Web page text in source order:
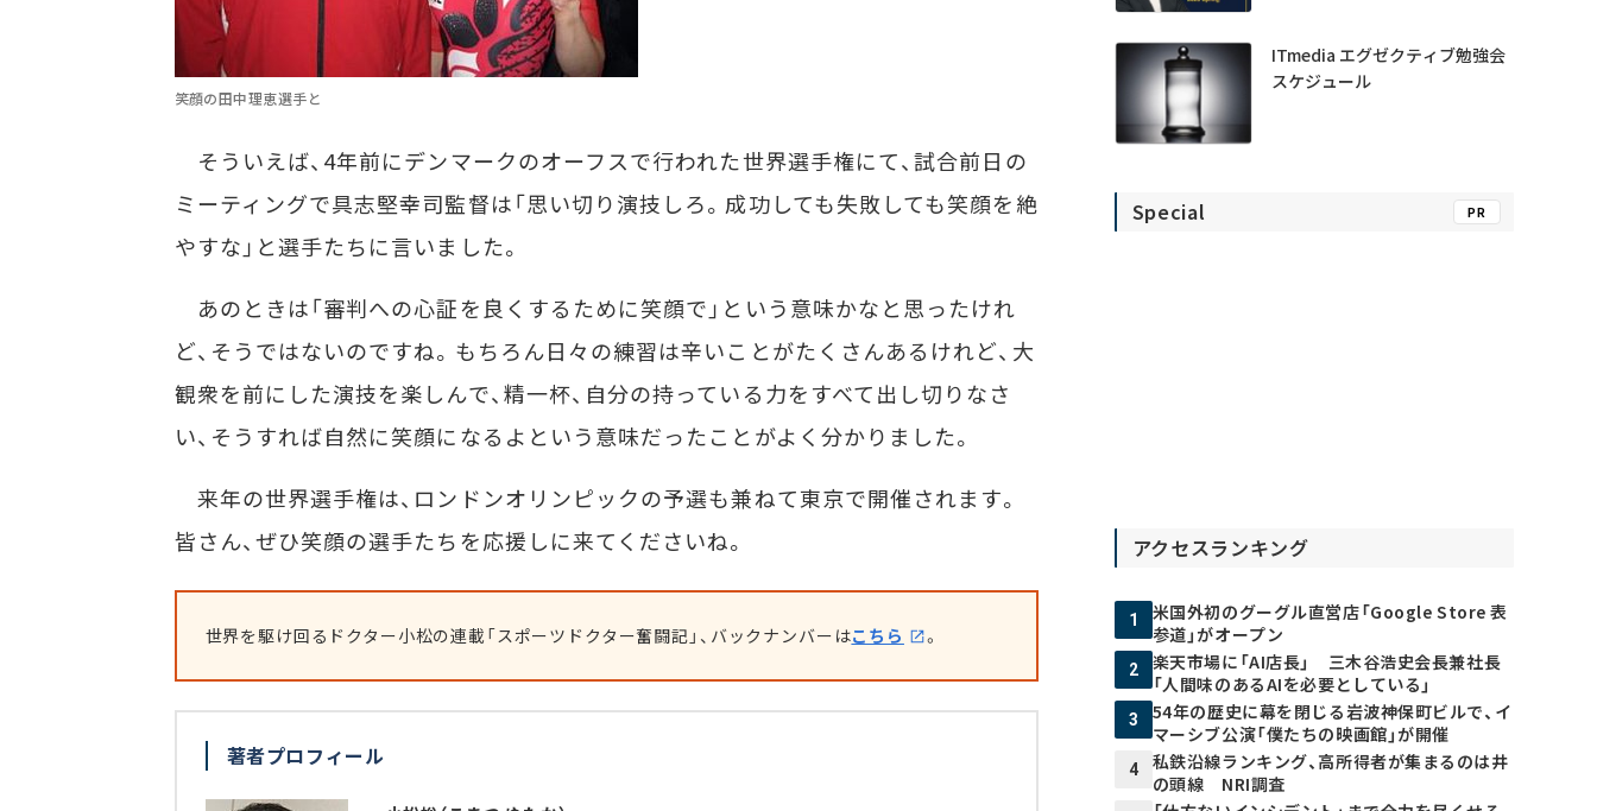
笑顔の田中理恵選手と
そういえば、4年前にデンマークのオーフスで行われた世界選手権にて、試合前日の
ミーティングで具志堅幸司監督は「思い切り演技しろ。成功しても失敗しても笑顔を絶
やすな」と選手たちに言いました。
あのときは「審判への心証を良くするために笑顔で」という意味かなと思ったけれ
ど、そうではないのですね。もちろん日々の練習は辛いことがたくさんあるけれど、大
観衆を前にした演技を楽しんで、精一杯、自分の持っている力をすべて出し切りなさ
い、そうすれば自然に笑顔になるよという意味だったことがよく分かりました。
来年の世界選手権は、ロンドンオリンピックの予選も兼ねて東京で開催されます。
皆さん、ぜひ笑顔の選手たちを応援しに来てくださいね。
世界を駆け回るドクター小松の連載「スポーツドクター奮闘記」、バックナンバーはこちら 。
著者プロフィール
ITmedia エグゼクティブ勉強会
スケジュール
Special PR
アクセスランキング
1
米国外初のグーグル直営店「Google Store 表
参道」がオープン
2
楽天市場に「AI店長」 三木谷浩史会長兼社長
「人間味のあるAIを必要としている」
3
54年の歴史に幕を閉じる岩波神保町ビルで、イ
マーシブ公演「僕たちの映画館」が開催
4
私鉄沿線ランキング、高所得者が集まるのは井
の頭線 NRI調査